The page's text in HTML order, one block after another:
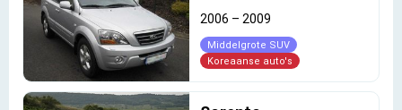
2006 – 2009
Middelgrote SUV
Koreaanse auto's